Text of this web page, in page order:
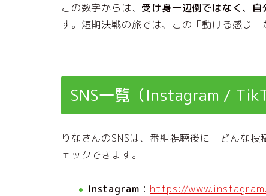
この数字からは、 受け身一辺倒ではなく、
す。短期決戦の旅では、この「動ける感じ」
SNS一覧（Instagram /
りなさんのSNSは、番組視聴後に「どんな
ェックできます。
Instagram ： https://